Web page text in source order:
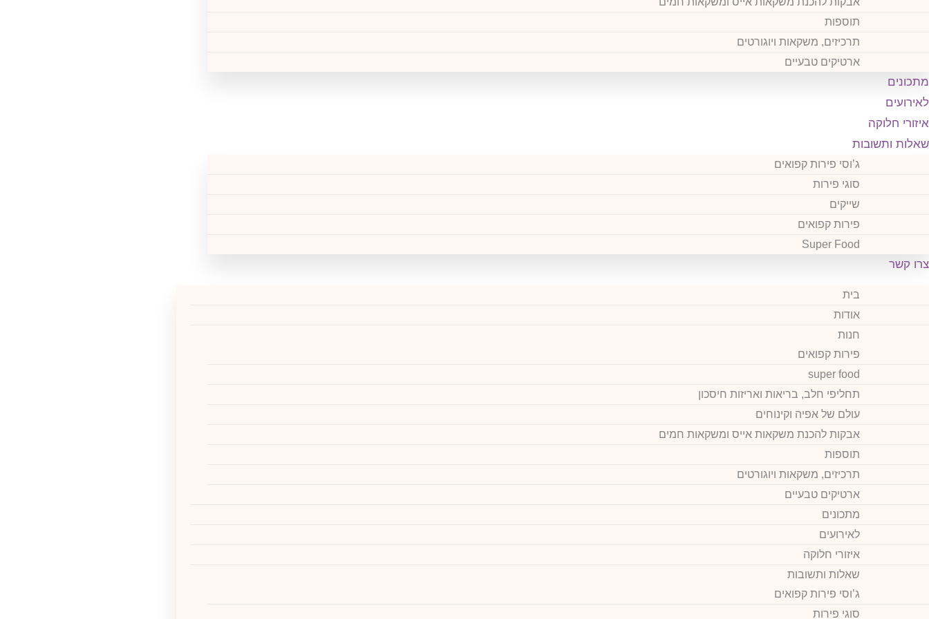
תוספות
תרכיזים, משקאות ויוגורטים
ארטיקים טבעיים
מתכונים
לאירועים
איזורי חלוקה
שאלות ותשובות
ג’וסי פירות קפואים
סוגי פירות
שייקים
פירות קפואים
Super Food
צרו קשר
בית
אודות
חנות
פירות קפואים
super food
תחליפי חלב, בריאות ואריזות חיסכון
עולם של אפיה וקינוחים
אבקות להכנת משקאות אייס ומשקאות חמים
תוספות
תרכיזים, משקאות ויוגורטים
ארטיקים טבעיים
מתכונים
לאירועים
איזורי חלוקה
שאלות ותשובות
ג’וסי פירות קפואים
סוגי פירות